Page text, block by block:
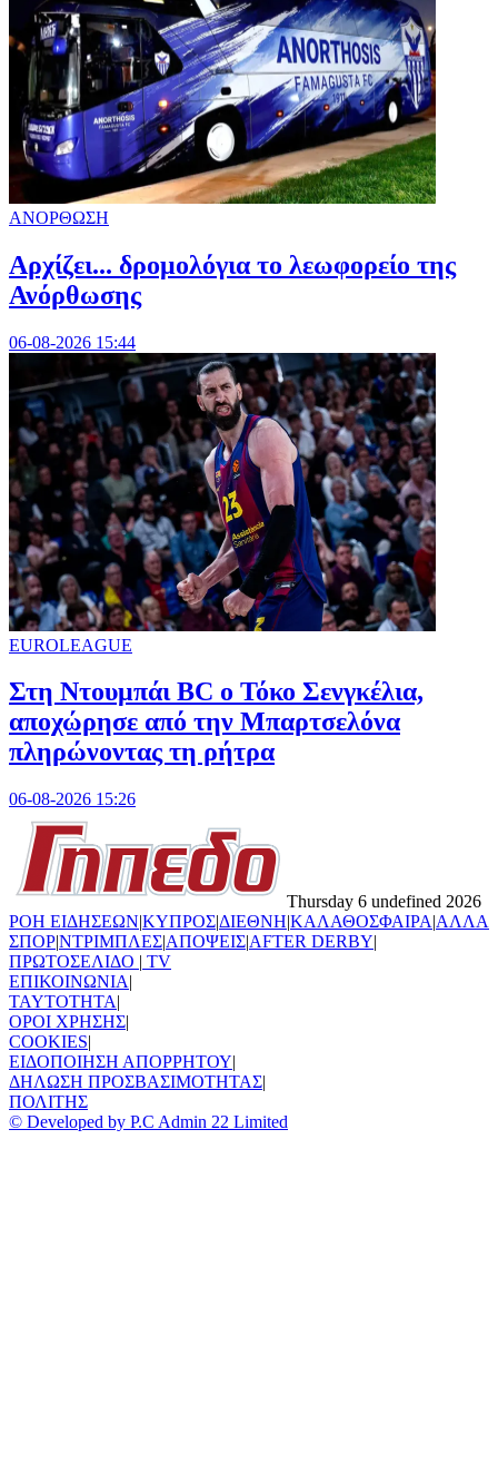
ΑΝΟΡΘΩΣΗ
Αρχίζει... δρομολόγια το λεωφορείο της
Ανόρθωσης
06-08-2026 15:44
EUROLEAGUE
Στη Nτουμπάι BC ο Τόκο Σενγκέλια,
αποχώρησε από την Μπαρτσελόνα
πληρώνοντας τη ρήτρα
06-08-2026 15:26
Thursday 6 undefined 2026
ΡΟΗ ΕΙΔΗΣΕΩΝ|ΚΥΠΡΟΣ|ΔΙΕΘΝΗ|ΚΑΛΑΘΟΣΦΑΙΡΑ|ΑΛΛΑ
ΣΠΟΡ|ΝΤΡΙΜΠΛΕΣ|ΑΠΟΨΕΙΣ|AFTER DERBY|
ΠΡΩΤΟΣΕΛΙΔΟ | TV
ΕΠΙΚΟΙΝΩΝΙΑ|
TAYTOTHTA|
ΟΡΟΙ ΧΡΗΣΗΣ|
COOKIES|
ΕΙΔΟΠΟΙΗΣΗ ΑΠΟΡΡΗΤΟΥ|
ΔΗΛΩΣΗ ΠΡΟΣΒΑΣΙΜΟΤΗΤΑΣ|
ΠΟΛΙΤΗΣ
© Developed by P.C Admin 22 Limited